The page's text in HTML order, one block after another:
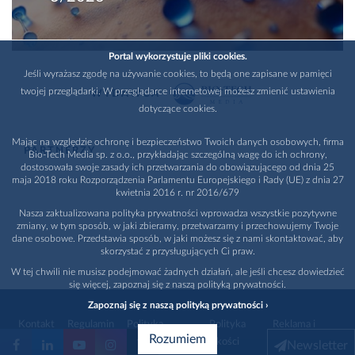
WYDAWCA
PARTNERZY
Polityka
prywatności
Polityka
promocja
Portal wykorzystuje pliki cookies.
Jeśli wyrażasz zgodę na używanie cookies, to będą one zapisane w pamięci
twojej przeglądarki. W przeglądarce internetowej możesz zmienić ustawienia
dotyczące cookies.
Mając na względzie ochronę i bezpieczeństwo Twoich danych osobowych, firma
Bio-Tech Media sp. z o.o., przykładając szczególną wagę do ich ochrony,
dostosowała swoje zasady ich przetwarzania do obowiązującego od dnia 25
maja 2018 roku Rozporządzenia Parlamentu Europejskiego i Rady (UE) z dnia 27
kwietnia 2016 r. nr 2016/679
Nasza zaktualizowana polityka prywatności wprowadza wszystkie pozytywne
zmiany, w tym sposób, w jaki zbieramy, przetwarzamy i przechowujemy Twoje
dane osobowe. Przedstawia sposób, w jaki możesz się z nami skontaktować, aby
skorzystać z przysługujących Ci praw.
W tej chwili nie musisz podejmować żadnych działań, ale jeśli chcesz dowiedzieć
się więcej, zapoznaj się z naszą polityką prywatności.
Zapoznaj się z naszą polityką prywatności ›
Rozumiem Newsletter